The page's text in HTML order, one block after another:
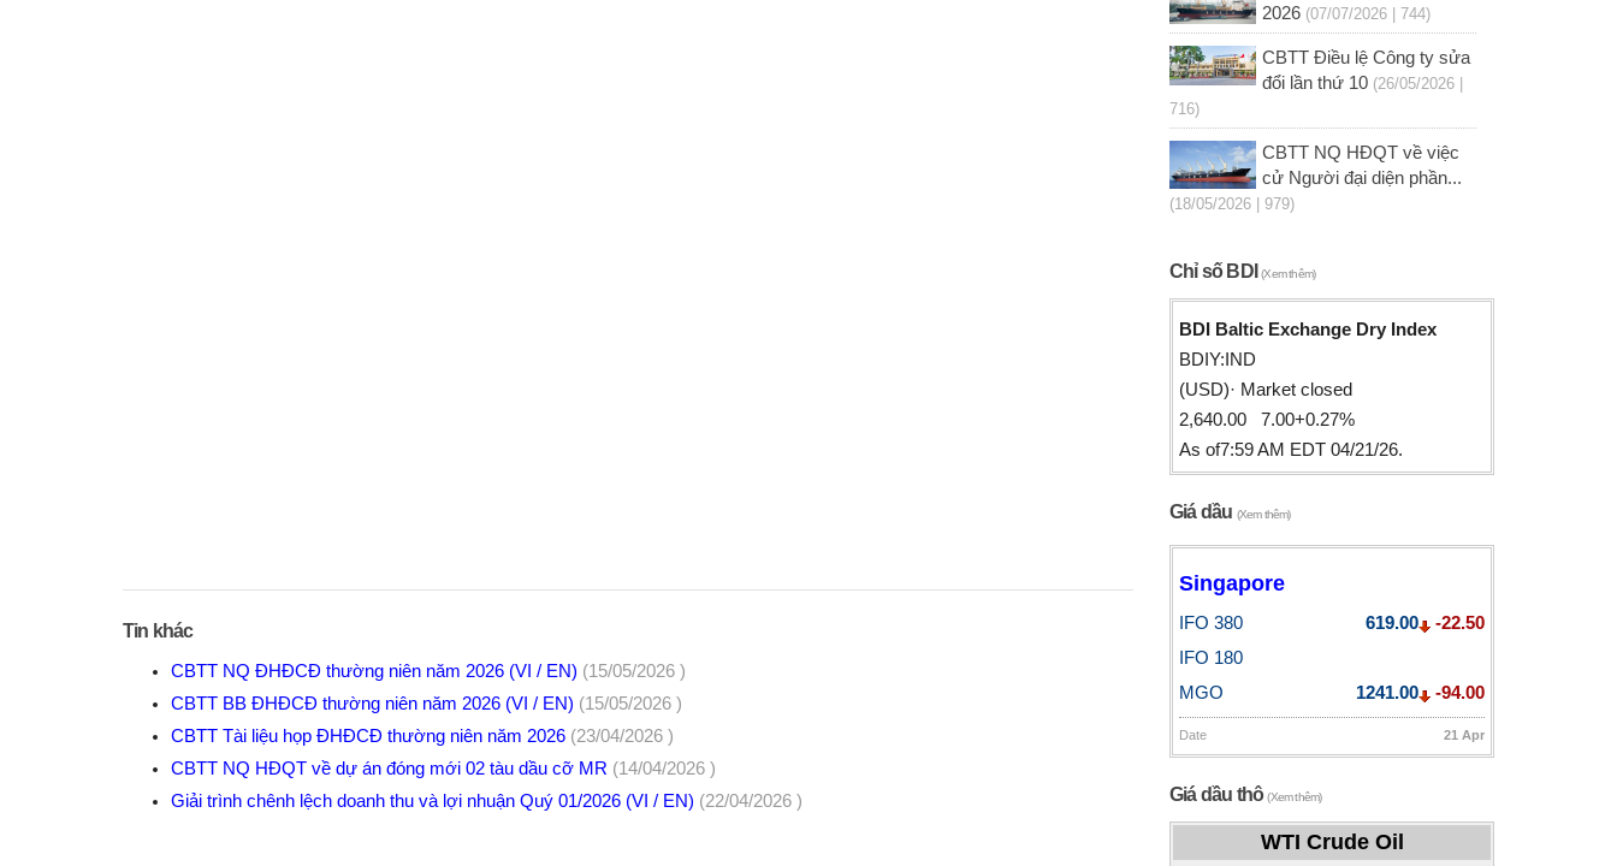
Tin khác
CBTT NQ ĐHĐCĐ thường niên năm 2026 (VI / EN) (15/05/2026 )
CBTT BB ĐHĐCĐ thường niên năm 2026 (VI / EN) (15/05/2026 )
CBTT Tài liệu họp ĐHĐCĐ thường niên năm 2026 (23/04/2026 )
CBTT NQ HĐQT về dự án đóng mới 02 tàu dầu cỡ MR (14/04/2026 )
Giải trình chênh lệch doanh thu và lợi nhuận Quý 01/2026 (VI / EN) (22/04/2026 )
2026 (07/07/2026 | 744)
CBTT Điều lệ Công ty sửa
đổi lần thứ 10 (26/05/2026 |
716)
CBTT NQ HĐQT về việc
cử Người đại diện phần...
(18/05/2026 | 979)
Chỉ số BDI(Xem thêm)
BDI Baltic Exchange Dry Index
BDIY:IND
(USD)· Market closed
2,640.00 7.00+0.27%
As of7:59 AM EDT 04/21/26.
Giá dầu (Xem thêm)
Singapore
IFO 380 619.00
-22.50
IFO 180
MGO
1241.00 -94.00
Date 21 Apr
Giá dầu thô(Xem thêm)
WTI Crude Oil